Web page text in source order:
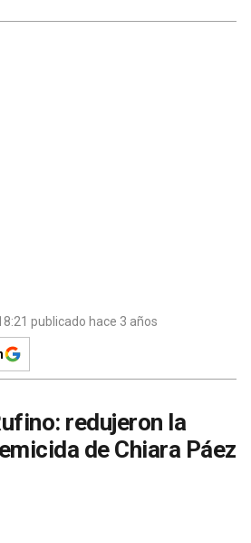
publicado hace 3 años
redujeron la
de Chiara Páez